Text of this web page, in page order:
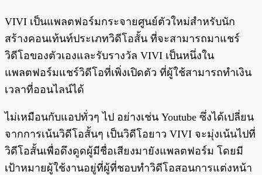
VIVI เป็นแพลตฟอร์มกระจายศูนย์ตัวใหม่สำหรับนัก
สร้างคอนเท้นท์ประเภทวิดีโอสั้น ที่จะสามารถมาแชร์
วิดีโอของตัวเองและรับรางวัล VIVI เป็นหนึ่งใน
แพลตฟอร์มแชร์วิดีโอที่เพิ่งเปิดตัว ที่ผู้ใช้สามารถทำเงิน
เวลาที่ออนไลน์ได้
ไม่เหมือนกับแอปทั่วๆ ไป อย่างเช่น Youtube ซึ่งได้เปลี่ยน
จากการเน้นวิดีโอสั้นๆ เป็นวิดีโอยาว VIVI จะมุ่งเน้นไปที่
วิดีโอสั้นเพื่อดึงดูดผู้มีชื่อเสียงมายังแพลตฟอร์ม โดยมี
เป้าหมายผู้ใช้งานอยู่ที่ผู้ที่ชอบทำวิดีโอสอนการแต่งหน้า